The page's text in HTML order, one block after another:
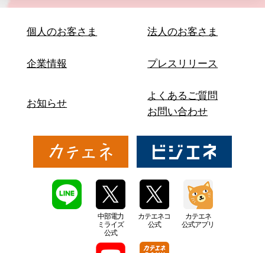
個人のお客さま 法人のお客さま
企業情報 プレスリリース
お知らせ
よくあるご質問
お問い合わせ
中部電力
ミライズ
公式
カテエネコ
公式
カテエネ
公式アプリ